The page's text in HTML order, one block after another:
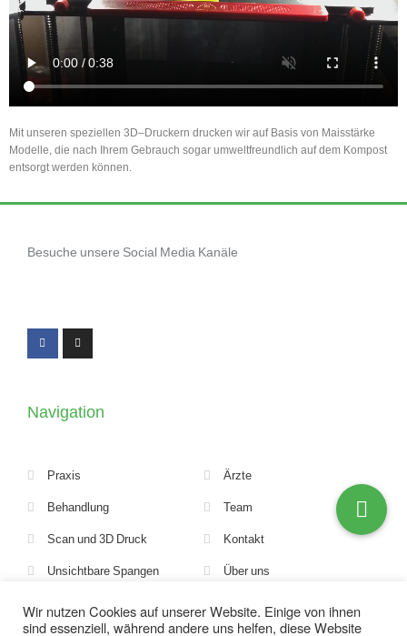
Mit unseren speziellen 3D–Druckern drucken wir auf Basis von Maisstärke
Modelle, die nach Ihrem Gebrauch sogar umweltfreundlich auf dem Kompost
entsorgt werden können.
Besuche unsere Social Media Kanäle
Navigation
Praxis
Behandlung
Scan und 3D Druck
Unsichtbare Spangen
Ärzte
Team
Kontakt
Über uns
Mitarbeiter
Wir nutzen Cookies auf unserer Website. Einige von ihnen
sind essenziell, während andere uns helfen, diese Website